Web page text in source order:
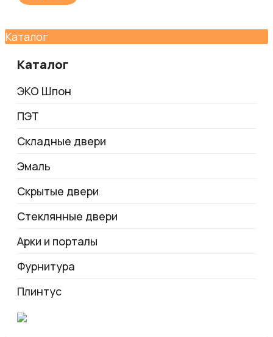
Каталог
Каталог
ЭКО Шпон
ПЭТ
Складные двери
Эмаль
Скрытые двери
Стеклянные двери
Арки и порталы
Фурнитура
Плинтус